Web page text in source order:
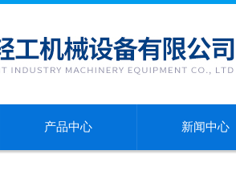
产品中心 新闻中心